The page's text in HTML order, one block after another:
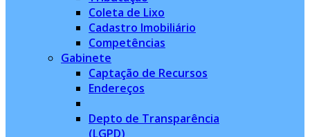
Coleta de Lixo
Cadastro Imobiliário
Competências
Gabinete
Captação de Recursos
Endereços
Depto de Transparência
(LGPD)